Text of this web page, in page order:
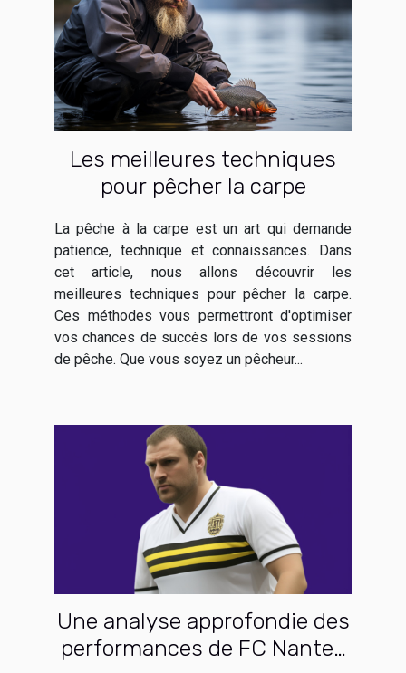
Les meilleures techniques
pour pêcher la carpe
La pêche à la carpe est un art qui demande
patience, technique et connaissances. Dans
cet article, nous allons découvrir les
meilleures techniques pour pêcher la carpe.
Ces méthodes vous permettront d'optimiser
vos chances de succès lors de vos sessions
de pêche. Que vous soyez un pêcheur...
Une analyse approfondie des
performances de FC Nantes